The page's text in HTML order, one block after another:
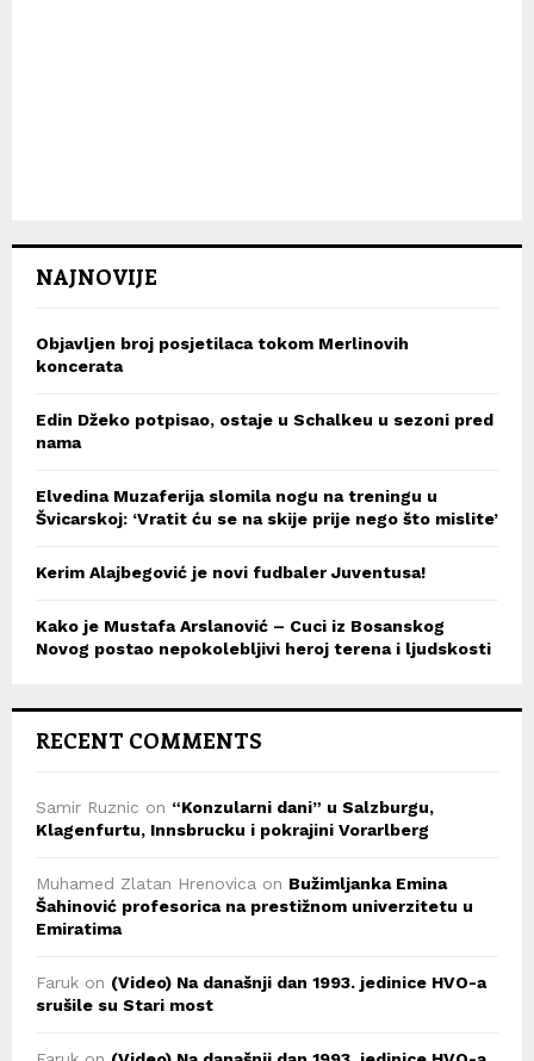
NAJNOVIJE
Objavljen broj posjetilaca tokom Merlinovih
koncerata
Edin Džeko potpisao, ostaje u Schalkeu u sezoni pred
nama
Elvedina Muzaferija slomila nogu na treningu u
Švicarskoj: ‘Vratit ću se na skije prije nego što mislite’
Kerim Alajbegović je novi fudbaler Juventusa!
Kako je Mustafa Arslanović – Cuci iz Bosanskog
Novog postao nepokolebljivi heroj terena i ljudskosti
RECENT COMMENTS
Samir Ruznic on “Konzularni dani” u Salzburgu,
Klagenfurtu, Innsbrucku i pokrajini Vorarlberg
Muhamed Zlatan Hrenovica on Bužimljanka Emina
Šahinović profesorica na prestižnom univerzitetu u
Emiratima
Faruk on (Video) Na današnji dan 1993. jedinice HVO-a
srušile su Stari most